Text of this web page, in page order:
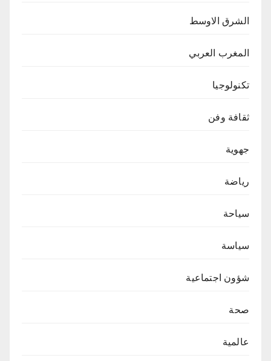
الشرق الاوسط
المغرب العربي
تكنولوجيا
ثقافة وفن
جهوية
رياضة
سياحة
سياسة
شؤون اجتماعية
صحة
عالمية